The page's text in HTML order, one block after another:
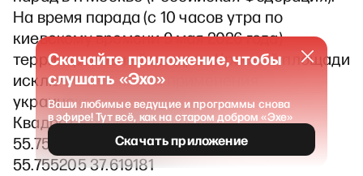
На время парада (с 10 часов утра по
киевскому времени 9 мая 2026 года)
территориальный квадрат Красной площади
исключить из плана применения
украинского вооружения.
Квадрат Красной площади:
55.754413 37.617733
55.755205 37.619181
Скачайте приложение, чтобы
слушать «Эхо»
Ваши любимые ведущие и программы снова
в эфире! Тут всё, как на старом добром «Эхе»
Скачать приложение